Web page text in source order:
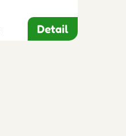
Detail